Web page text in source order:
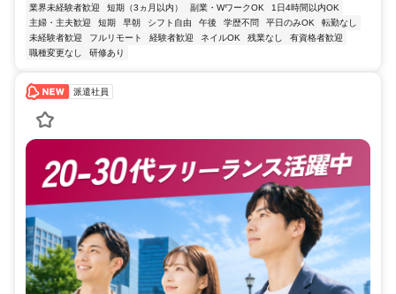
業界未経験者歓迎 短期（3ヵ月以内） 副業・WワークOK
1日4時間以内OK
主婦・主夫歓迎
短期 早朝 シフト自由 午後 学歴不問 平日のみOK
転勤なし
未経験者歓迎
フルリモート 経験者歓迎 ネイルOK 残業なし
有資格者歓迎
職種変更なし
研修あり
派遣社員